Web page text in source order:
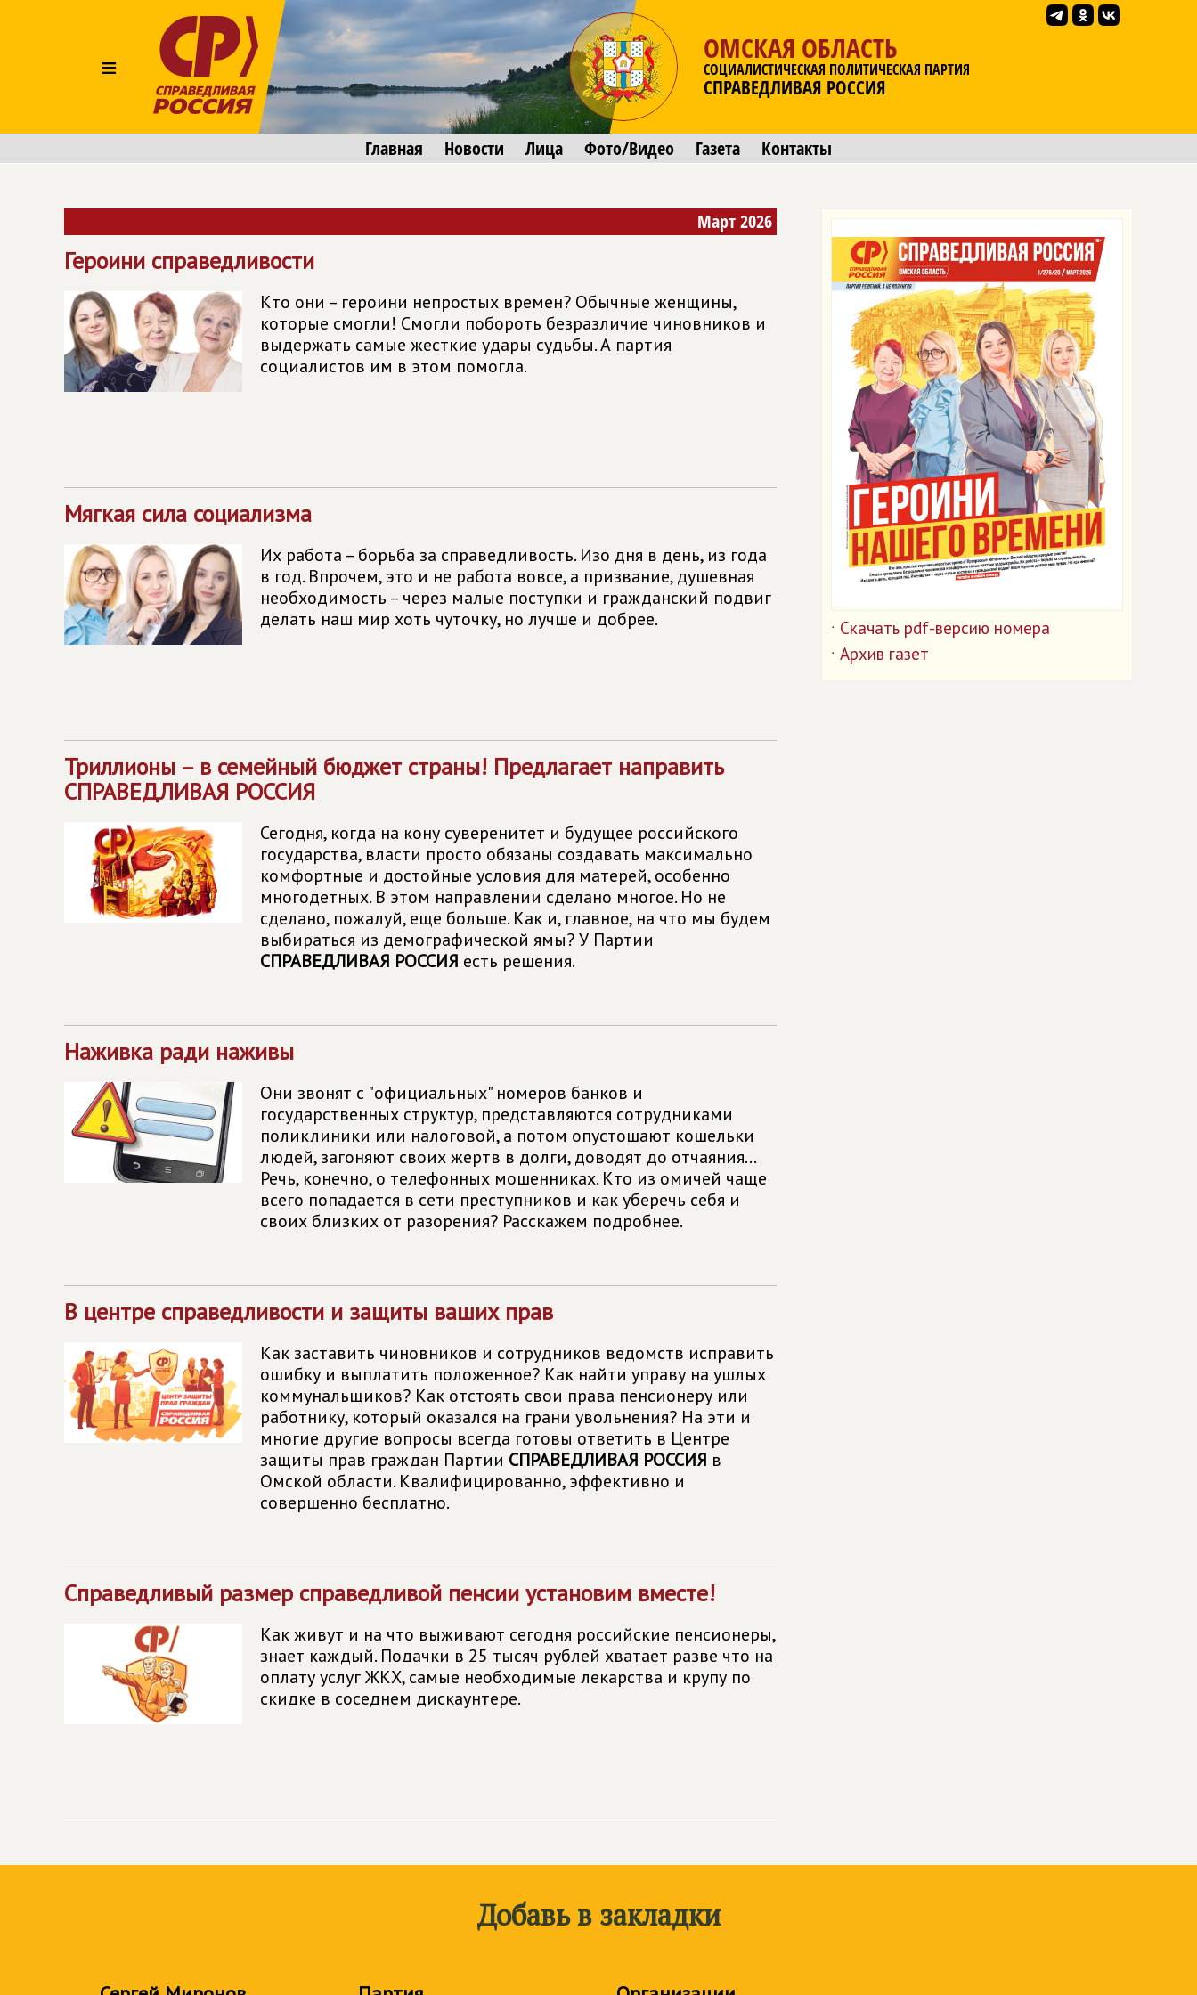
≡
ОМСКАЯ ОБЛАСТЬ
СОЦИАЛИСТИЧЕСКАЯ ПОЛИТИЧЕСКАЯ ПАРТИЯ
СПРАВЕДЛИВАЯ РОССИЯ
Главная Новости Лица Фото/Видео Газета Контакты
Март 2026
Героини справедливости
Кто они – героини непростых времен? Обычные женщины,
которые смогли! Смогли побороть безразличие чиновников и
выдержать самые жесткие удары судьбы. А партия
социалистов им в этом помогла.
Мягкая сила социализма
Их работа – борьба за справедливость. Изо дня в день, из года
в год. Впрочем, это и не работа вовсе, а призвание, душевная
необходимость – через малые поступки и гражданский подвиг
делать наш мир хоть чуточку, но лучше и добрее.
Триллионы – в семейный бюджет страны! Предлагает направить
СПРАВЕДЛИВАЯ РОССИЯ
Сегодня, когда на кону суверенитет и будущее российского
государства, власти просто обязаны создавать максимально
комфортные и достойные условия для матерей, особенно
многодетных. В этом направлении сделано многое. Но не
сделано, пожалуй, еще больше. Как и, главное, на что мы будем
выбираться из демографической ямы? У Партии
СПРАВЕДЛИВАЯ РОССИЯ есть решения.
Наживка ради наживы
Они звонят с "официальных" номеров банков и
государственных структур, представляются сотрудниками
поликлиники или налоговой, а потом опустошают кошельки
людей, загоняют своих жертв в долги, доводят до отчаяния...
Речь, конечно, о телефонных мошенниках. Кто из омичей чаще
всего попадается в сети преступников и как уберечь себя и
своих близких от разорения? Расскажем подробнее.
В центре справедливости и защиты ваших прав
Как заставить чиновников и сотрудников ведомств исправить
ошибку и выплатить положенное? Как найти управу на ушлых
коммунальщиков? Как отстоять свои права пенсионеру или
работнику, который оказался на грани увольнения? На эти и
многие другие вопросы всегда готовы ответить в Центре
защиты прав граждан Партии СПРАВЕДЛИВАЯ РОССИЯ в
Омской области. Квалифицированно, эффективно и
совершенно бесплатно.
Справедливый размер справедливой пенсии установим вместе!
Как живут и на что выживают сегодня российские пенсионеры,
знает каждый. Подачки в 25 тысяч рублей хватает разве что на
оплату услуг ЖКХ, самые необходимые лекарства и крупу по
скидке в соседнем дискаунтере.
˙ Скачать pdf-версию номера
˙ Архив газет
Добавь в закладки